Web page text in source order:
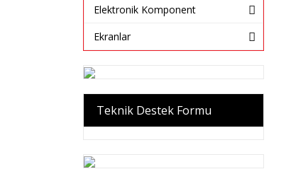
Elektronik Komponent
Ekranlar
Teknik Destek Formu